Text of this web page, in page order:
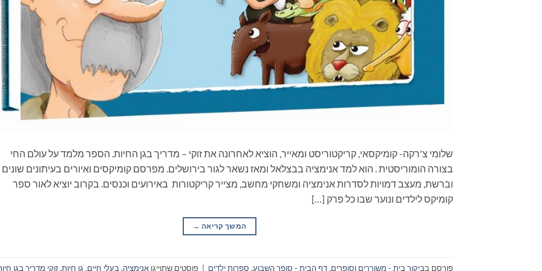
שלומי צ'רקה- קומיקסאי, קריקטוריסט ומאייר, הוציא לאחרונה את זוקי – מדריך בגן החיות. הספר מלמד על עולם החי
בצורה הומוריסטית . הוא למד אנימציה בבצלאל ומאז נשאר לגור בירושלים. מפרסם קומיקסים ואיורים בעיתונים שונים
וברשת, מעצב דמויות לסדרות אנימציה ומשחקי מחשב, מצייר קריקטורות באירועים וכנסים. בקרוב יוציא לאור ספר
קומיקס לילדים ונוער שבו כל פרק […]
המשך קריאה →
פורסם בביקור בית - משוררים וסופרים,דף הבית - סופר השבוע, ספרות ילדים פוסטים שתוייגו אנימציה, בעלי חיים, גן חיות,זוקי מדריך בגן